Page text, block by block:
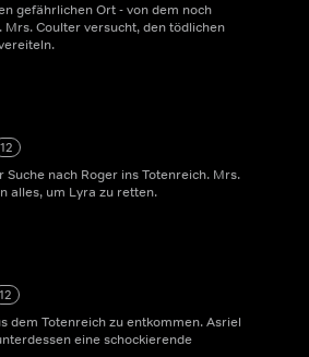
gefährlichen Ort - von dem noch
Coulter versucht, den tödlichen
12
nach Roger ins Totenreich. Mrs.
alles, um Lyra zu retten.
12
dem Totenreich zu entkommen. Asriel
eine schockierende